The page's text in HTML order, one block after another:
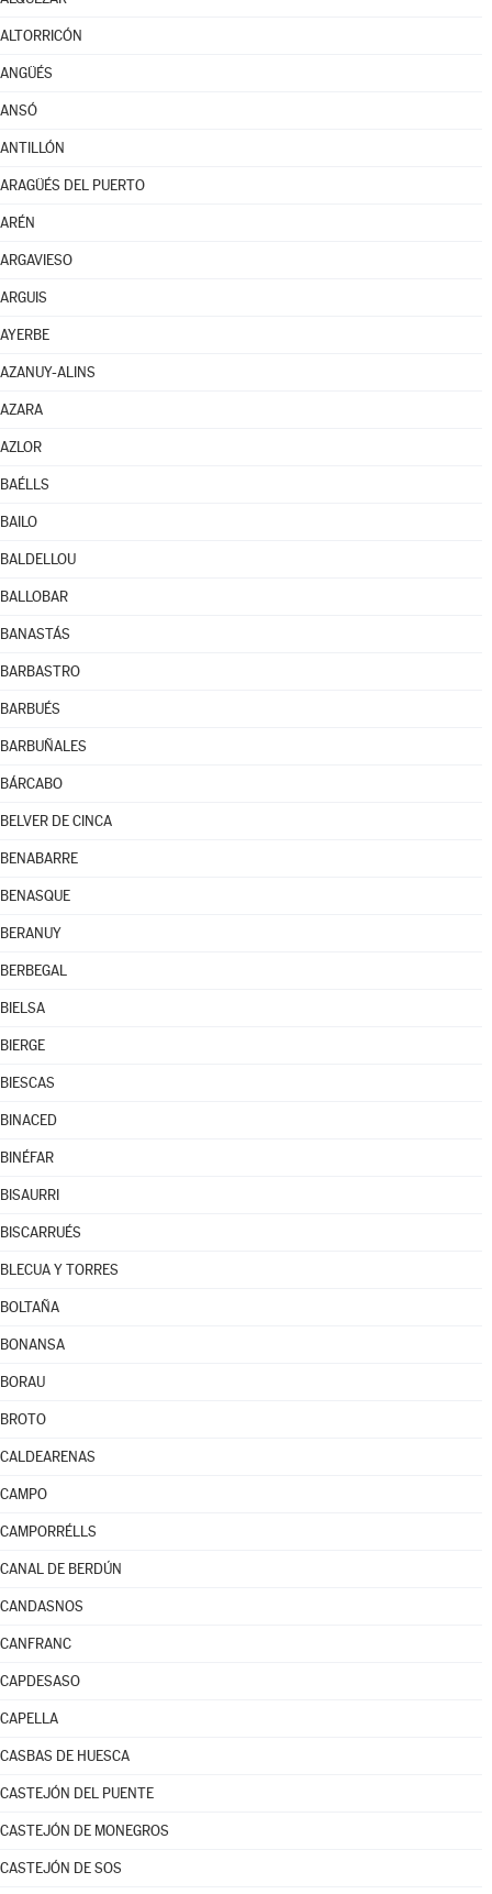
ALTORRICÓN
ANGÜÉS
ANSÓ
ANTILLÓN
ARAGÜÉS DEL PUERTO
ARÉN
ARGAVIESO
ARGUIS
AYERBE
AZANUY-ALINS
AZARA
AZLOR
BAÉLLS
BAILO
BALDELLOU
BALLOBAR
BANASTÁS
BARBASTRO
BARBUÉS
BARBUÑALES
BÁRCABO
BELVER DE CINCA
BENABARRE
BENASQUE
BERANUY
BERBEGAL
BIELSA
BIERGE
BIESCAS
BINACED
BINÉFAR
BISAURRI
BISCARRUÉS
BLECUA Y TORRES
BOLTAÑA
BONANSA
BORAU
BROTO
CALDEARENAS
CAMPO
CAMPORRÉLLS
CANAL DE BERDÚN
CANDASNOS
CANFRANC
CAPDESASO
CAPELLA
CASBAS DE HUESCA
CASTEJÓN DEL PUENTE
CASTEJÓN DE MONEGROS
CASTEJÓN DE SOS